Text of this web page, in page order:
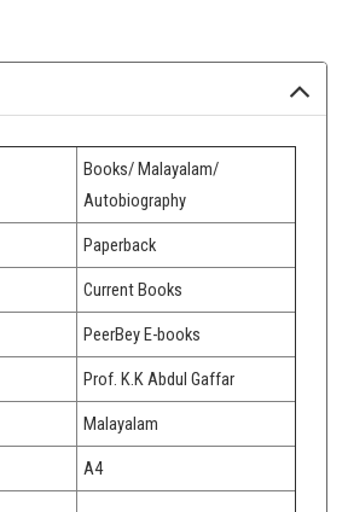
Books/ Malayalam/
Autobiography
Paperback
Current Books
PeerBey E-books
Prof. K.K Abdul Gaffar
Malayalam
A4